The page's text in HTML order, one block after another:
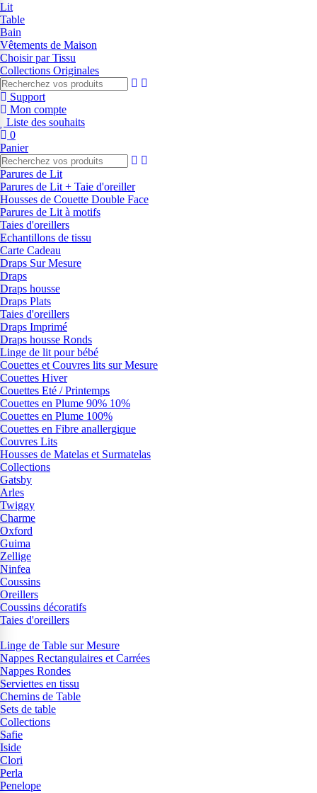
Lit
Table
Bain
Vêtements de Maison
Choisir par Tissu
Collections Originales
Support
Mon compte
Liste des souhaits
0
Panier
Parures de Lit
Parures de Lit + Taie d'oreiller
Housses de Couette Double Face
Parures de Lit à motifs
Taies d'oreillers
Echantillons de tissu
Carte Cadeau
Draps Sur Mesure
Draps
Draps housse
Draps Plats
Taies d'oreillers
Draps Imprimé
Draps housse Ronds
Linge de lit pour bébé
Couettes et Couvres lits sur Mesure
Couettes Hiver
Couettes Eté / Printemps
Couettes en Plume 90% 10%
Couettes en Plume 100%
Couettes en Fibre anallergique
Couvres Lits
Housses de Matelas et Surmatelas
Collections
Gatsby
Arles
Twiggy
Charme
Oxford
Guima
Zellige
Ninfea
Coussins
Oreillers
Coussins décoratifs
Taies d'oreillers
Linge de Table sur Mesure
Nappes Rectangulaires et Carrées
Nappes Rondes
Serviettes en tissu
Chemins de Table
Sets de table
Collections
Safie
Iside
Clori
Perla
Penelope